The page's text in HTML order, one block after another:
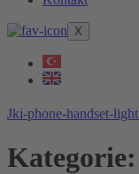
X
Jki-phone-handset-light
Kategorie: